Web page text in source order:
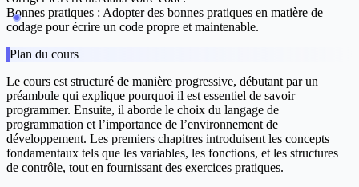
Bonnes pratiques : Adopter des bonnes pratiques en matière de
codage pour écrire un code propre et maintenable.
Plan du cours
Le cours est structuré de manière progressive, débutant par un
préambule qui explique pourquoi il est essentiel de savoir
programmer. Ensuite, il aborde le choix du langage de
programmation et l’importance de l’environnement de
développement. Les premiers chapitres introduisent les concepts
fondamentaux tels que les variables, les fonctions, et les structures
de contrôle, tout en fournissant des exercices pratiques.